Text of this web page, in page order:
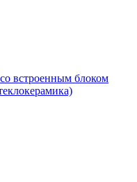
встроенным блоком